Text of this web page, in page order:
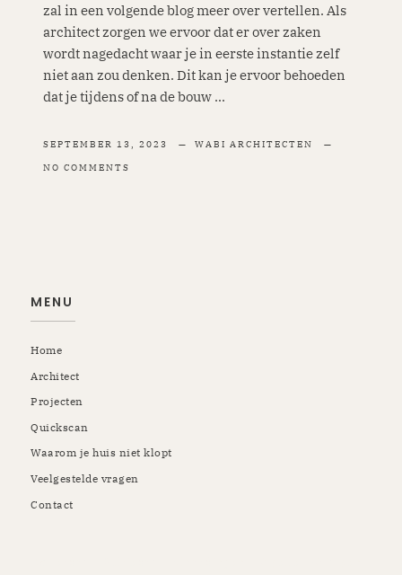
zal in een volgende blog meer over vertellen. Als
architect zorgen we ervoor dat er over zaken
wordt nagedacht waar je in eerste instantie zelf
niet aan zou denken. Dit kan je ervoor behoeden
dat je tijdens of na de bouw ...
SEPTEMBER 13, 2023
WABI ARCHITECTEN
NO COMMENTS
MENU
Home
Architect
Projecten
Quickscan
Waarom je huis niet klopt
Veelgestelde vragen
Contact